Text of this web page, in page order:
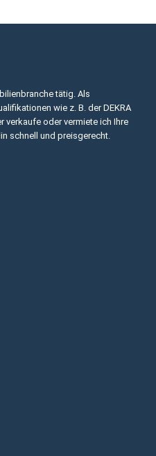
tätig. Als
wie z. B. der DEKRA
verkaufe oder vermiete ich Ihre
schnell und preisgerecht.